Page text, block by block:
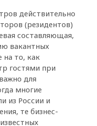
действительно
(резидентов)
составляющая,
вакантных
на то, как
гостями при
для
многие
из России и
те бизнес-